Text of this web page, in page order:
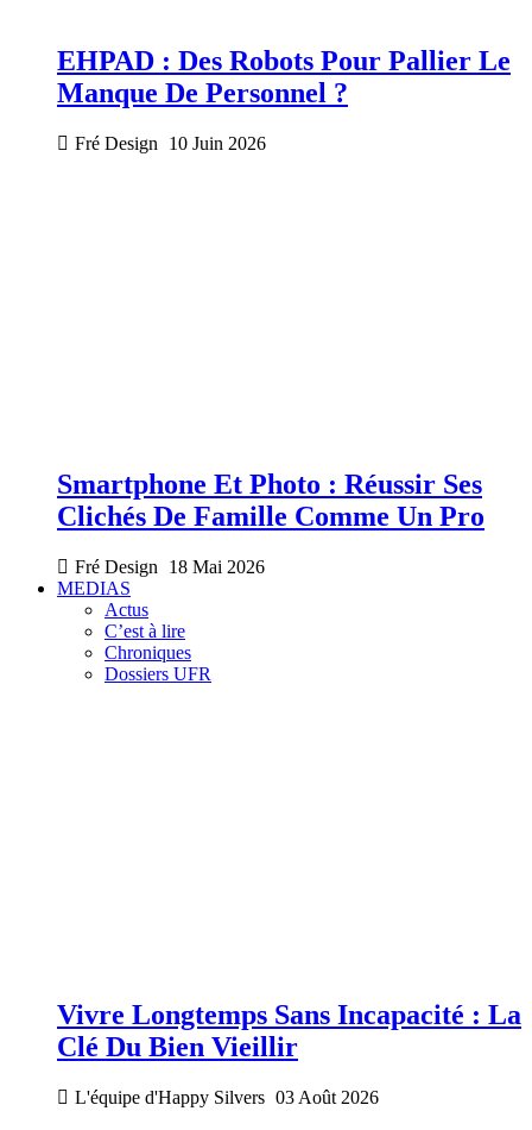
EHPAD : Des Robots Pour Pallier Le
Manque De Personnel ?
Fré Design 10 Juin 2026
Smartphone Et Photo : Réussir Ses
Clichés De Famille Comme Un Pro
Fré Design
18 Mai 2026
MEDIAS
Actus
C’est à lire
Chroniques
Dossiers UFR
Vivre Longtemps Sans Incapacité : La
Clé Du Bien Vieillir
L'équipe d'Happy Silvers 03 Août 2026